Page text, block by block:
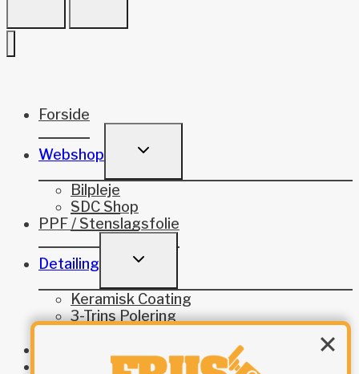
Forside
Webshop
TOGGLE
Bilpleje
SDC Shop
PPF / Stenslagsfolie
Detailing
TOGGLE
Keramisk Coating
3-Trins Polering